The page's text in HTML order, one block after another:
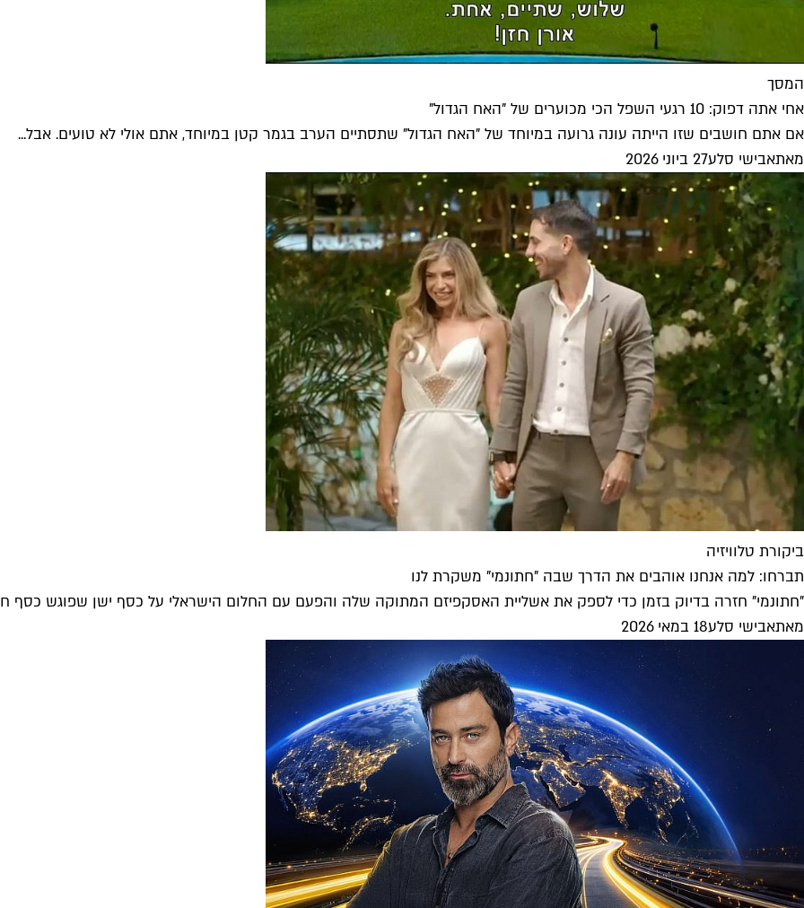
המסך
אחי אתה דפוק: 10 רגעי השפל הכי מכוערים של "האח הגדול"
אם אתם חושבים שזו הייתה עונה גרועה במיוחד של "האח הגדול" שתסתיים הערב בגמר קטן במיוחד, אתם אולי לא טועים. אבל...
מאתאבישי סלע27 ביוני 2026
ביקורת טלוויזיה
תברחו: למה אנחנו אוהבים את הדרך שבה "חתונמי" משקרת לנו
"חתונמי" חזרה בדיוק בזמן כדי לספק את אשליית האסקפיזם המתוקה שלה והפעם עם החלום הישראלי על כסף ישן שפוגש כסף
מאתאבישי סלע18 במאי 2026